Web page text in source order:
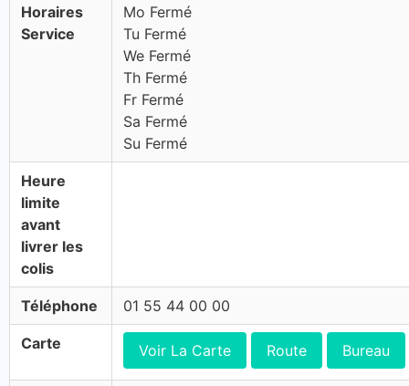
Horaires
Service
Mo Fermé
Tu Fermé
We Fermé
Th Fermé
Fr Fermé
Sa Fermé
Su Fermé
Heure
limite
avant
livrer les
colis
Téléphone 01 55 44 00 00
Carte Voir La Carte Route Bureau